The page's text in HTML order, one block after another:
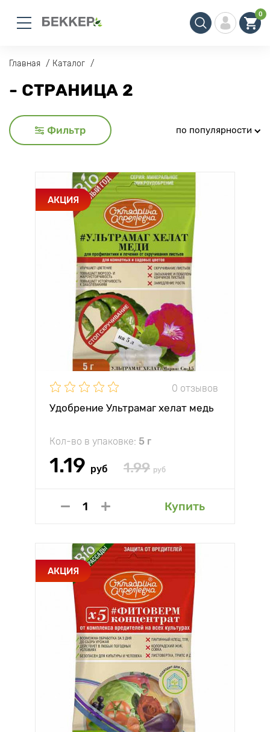
0
Главная Каталог
- СТРАНИЦА 2
Фильтр по популярности
АКЦИЯ
0 отзывов
Удобрение Ультрамаг хелат медь
Кол-во в упаковке: 5 г
1.19 руб 1.99 руб
Купить
АКЦИЯ